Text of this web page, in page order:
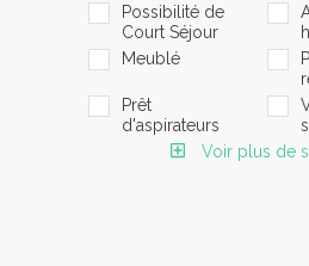
Possibilité de
Court Séjour
Meublé
Prêt
d'aspirateurs
Voir plus de